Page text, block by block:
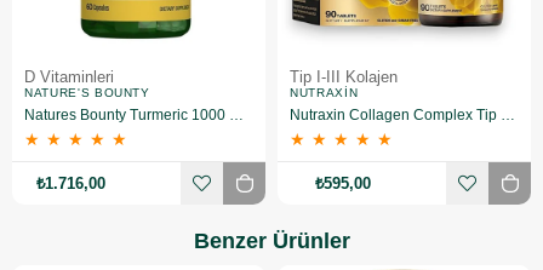
D Vitaminleri
NATURE'S BOUNTY
Natures Bounty Turmeric 1000 mg Plus Black Pepper 60 Kapsül 2 Adet
★ ★ ★ ★ ★
₺1.716,00
Tip I-III Kolajen
NUTRAXIN
Nutraxin Collagen Complex Tip 1-2-3-5-10 3120 mg 90 Tablet
★ ★ ★ ★ ★
₺595,00
Benzer Ürünler